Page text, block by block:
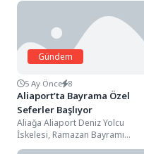
Gündem
5 Ay Önce 8
Aliaport’ta Bayrama Özel
Seferler Başlıyor
Aliağa Aliaport Deniz Yolcu
İskelesi, Ramazan Bayramı
boyunca gerçekleştirilecek özel